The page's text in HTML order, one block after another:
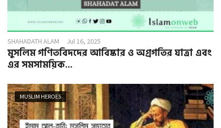
SHAHADATH ALAM Jul 16, 2025
মুসলিম গণিতবিদদের আবিষ্কার ও অগ্রগতির যাত্রা এবং
এর সমসাময়িক...
MUSLIM HEROES